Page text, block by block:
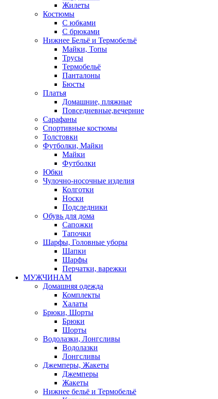
Жилеты
Костюмы
С юбками
С брюками
Нижнее Бельё и Термобельё
Майки, Топы
Трусы
Термобельё
Панталоны
Бюсты
Платья
Домашние, пляжные
Повседневные,вечерние
Сарафаны
Спортивные костюмы
Толстовки
Футболки, Майки
Майки
Футболки
Юбки
Чулочно-носочные изделия
Колготки
Носки
Подследники
Обувь для дома
Сапожки
Тапочки
Шарфы, Головные уборы
Шапки
Шарфы
Перчатки, варежки
МУЖЧИНАМ
Домашняя одежда
Комплекты
Халаты
Брюки, Шорты
Брюки
Шорты
Водолазки, Лонгсливы
Водолазки
Лонгсливы
Джемперы, Жакеты
Джемперы
Жакеты
Нижнее бельё и Термобельё